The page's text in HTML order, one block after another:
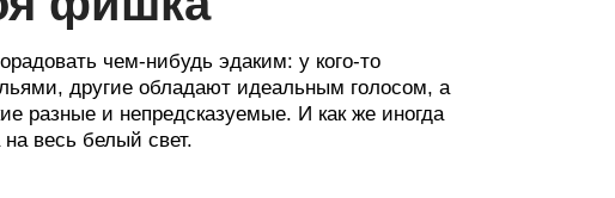
чем-нибудь эдаким: у кого-то
другие обладают идеальным голосом, а
разные и непредсказуемые. И как же иногда
весь белый свет.